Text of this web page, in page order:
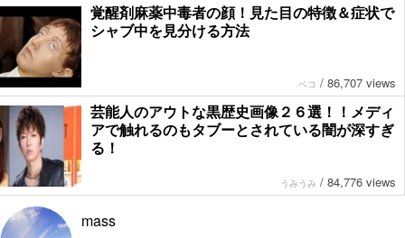
覚醒剤麻薬中毒者の顔！見た目の特徴＆症状で
シャブ中を見分ける方法
ペコ / 86,707 views
芸能人のアウトな黒歴史画像２６選！！メディ
アで触れるのもタブーとされている闇が深すぎ
る！
うみうみ / 84,776 views
mass